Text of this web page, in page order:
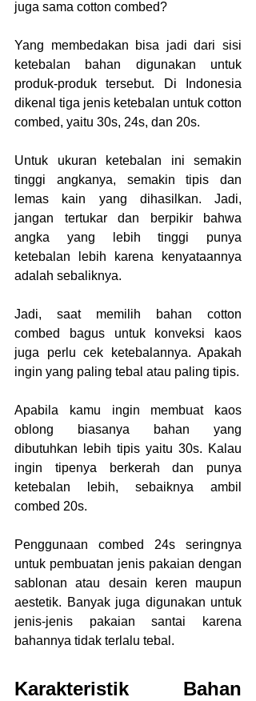
juga sama cotton combed?
Yang membedakan bisa jadi dari sisi
ketebalan bahan digunakan untuk
produk-produk tersebut. Di Indonesia
dikenal tiga jenis ketebalan untuk cotton
combed, yaitu 30s, 24s, dan 20s.
Untuk ukuran ketebalan ini semakin
tinggi angkanya, semakin tipis dan
lemas kain yang dihasilkan. Jadi,
jangan tertukar dan berpikir bahwa
angka yang lebih tinggi punya
ketebalan lebih karena kenyataannya
adalah sebaliknya.
Jadi, saat memilih bahan cotton
combed bagus untuk konveksi kaos
juga perlu cek ketebalannya. Apakah
ingin yang paling tebal atau paling tipis.
Apabila kamu ingin membuat kaos
oblong biasanya bahan yang
dibutuhkan lebih tipis yaitu 30s. Kalau
ingin tipenya berkerah dan punya
ketebalan lebih, sebaiknya ambil
combed 20s.
Penggunaan combed 24s seringnya
untuk pembuatan jenis pakaian dengan
sablonan atau desain keren maupun
aestetik. Banyak juga digunakan untuk
jenis-jenis pakaian santai karena
bahannya tidak terlalu tebal.
Karakteristik Bahan